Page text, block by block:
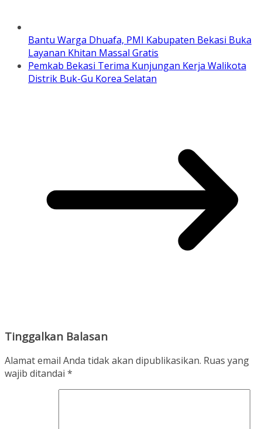
Bantu Warga Dhuafa, PMI Kabupaten Bekasi Buka
Layanan Khitan Massal Gratis
Pemkab Bekasi Terima Kunjungan Kerja Walikota
Distrik Buk-Gu Korea Selatan
Tinggalkan Balasan
Alamat email Anda tidak akan dipublikasikan. Ruas yang
wajib ditandai *